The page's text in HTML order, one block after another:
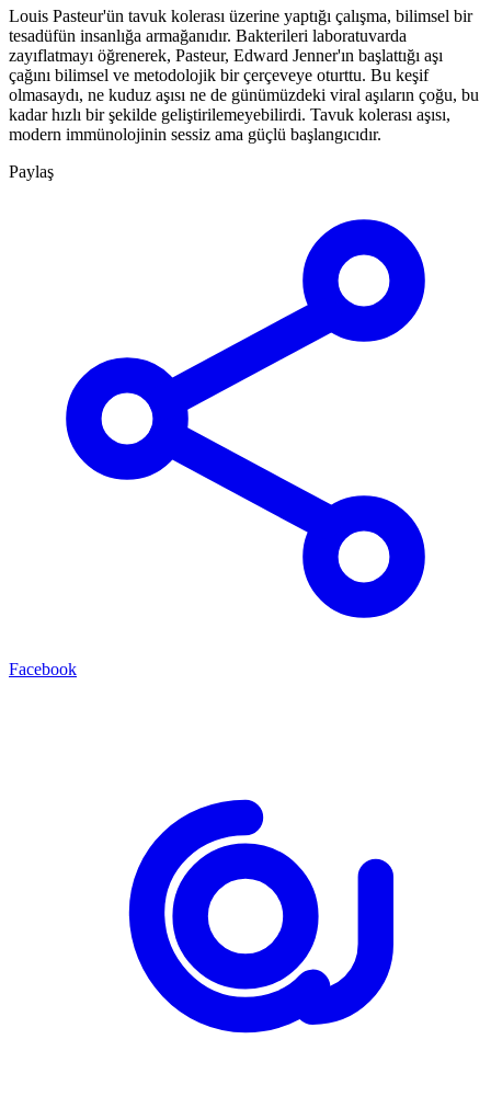
Louis Pasteur'ün tavuk kolerası üzerine yaptığı çalışma, bilimsel bir
tesadüfün insanlığa armağanıdır. Bakterileri laboratuvarda
zayıflatmayı öğrenerek, Pasteur, Edward Jenner'ın başlattığı aşı
çağını bilimsel ve metodolojik bir çerçeveye oturttu. Bu keşif
olmasaydı, ne kuduz aşısı ne de günümüzdeki viral aşıların çoğu, bu
kadar hızlı bir şekilde geliştirilemeyebilirdi. Tavuk kolerası aşısı,
modern immünolojinin sessiz ama güçlü başlangıcıdır.
Paylaş
Facebook